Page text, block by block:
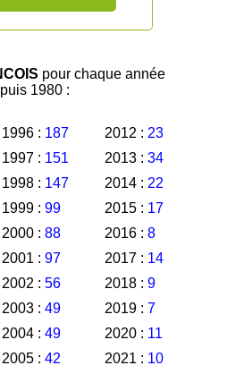
pour chaque année
1980 :
1996 : 187
1997 : 151
1998 : 147
1999 : 99
2000 : 88
2001 : 97
2002 : 56
2003 : 49
2004 : 49
2005 : 42
2012 : 23
2013 : 34
2014 : 22
2015 : 17
2016 : 8
2017 : 14
2018 : 9
2019 : 7
2020 : 11
2021 : 10